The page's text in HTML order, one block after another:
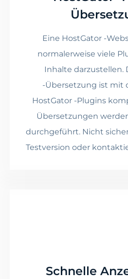
Eine HostGator -
normalerweise viele
Inhalte darzustellen.
-Übersetzung ist mit
HostGator -Plugins
Übersetzungen
durchgeführt. Nicht
Testversion oder
Schnelle